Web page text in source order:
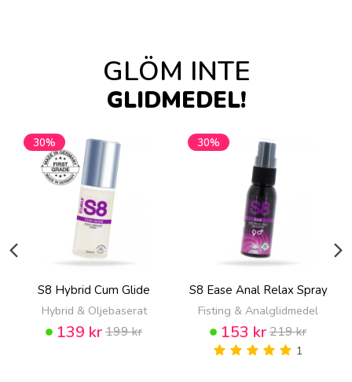
GLÖM INTE
GLIDMEDEL!
30%
S8 Hybrid Cum Glide
Hybrid & Oljebaserat
139 kr199 kr
30%
S8 Ease Anal Relax Spray
Fisting & Analglidmedel
153 kr219 kr
1